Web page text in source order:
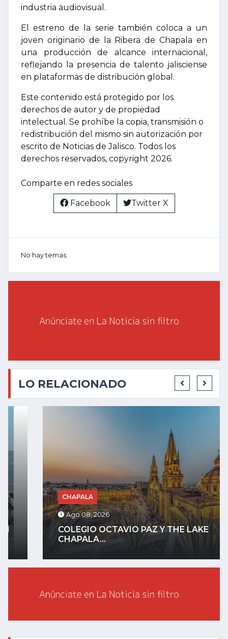
industria audiovisual.
El estreno de la serie también coloca a un
joven originario de la Ribera de Chapala en
una producción de alcance internacional,
reflejando la presencia de talento jalisciense
en plataformas de distribución global.
Este contenido está protegido por los
derechos de autor y de propiedad
intelectual. Se prohíbe la copia, transmisión o
redistribución del mismo sin autorización por
escrito de Noticias de Jalisco. Todos los
derechos reservados, copyright 2026.
Comparte en redes sociales
Facebook Twitter X
No hay temas:
LO RELACIONADO
CHAPALA
Ago 08, 2026
COLEGIO OCTAVIO PAZ Y THE LAKE
CHAPALA...